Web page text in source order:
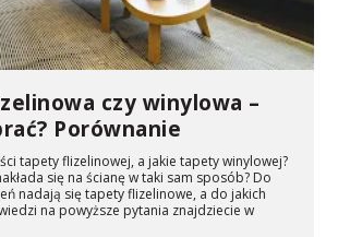
czy winylowa –
Porównanie
tapety flizelinowej, a jakie tapety winylowej?
się na ścianę w taki sam sposób? Do
nadają się tapety flizelinowe, a do jakich
na powyższe pytania znajdziecie w